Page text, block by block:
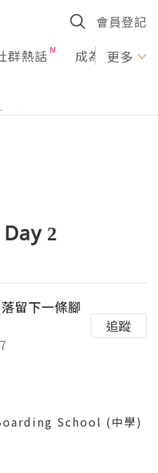
會員登記
群熱話 成為U更多
2
留下一條腳
追蹤
School (中學)